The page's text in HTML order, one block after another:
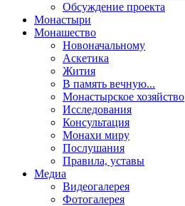
Обсуждение проекта
Монастыри
Монашество
Новоначальному
Аскетика
Жития
В память вечную...
Монастырское хозяйство
Исследования
Консультация
Монахи миру
Послушания
Правила, уставы
Медиа
Видеогалерея
Фотогалерея